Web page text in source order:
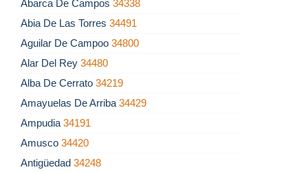
Abarca De Campos 34338
Abia De Las Torres 34491
Aguilar De Campoo 34800
Alar Del Rey 34480
Alba De Cerrato 34219
Amayuelas De Arriba 34429
Ampudia 34191
Amusco 34420
Antigüedad 34248